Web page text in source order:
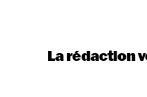
La rédaction